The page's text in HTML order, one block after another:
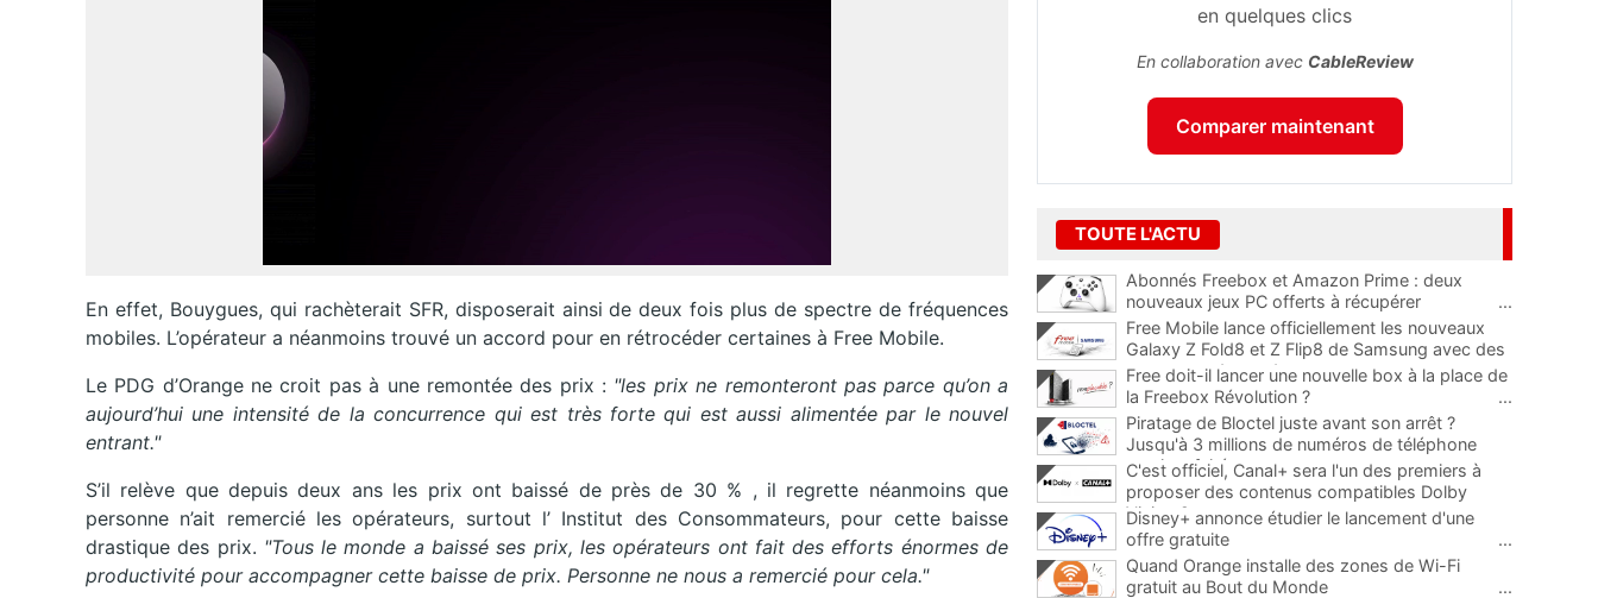
En effet, Bouygues, qui rachèterait SFR, disposerait ainsi de deux fois plus de spectre de fréquences
mobiles. L’opérateur a néanmoins trouvé un accord pour en rétrocéder certaines à Free Mobile.
Le PDG d’Orange ne croit pas à une remontée des prix : "les prix ne remonteront pas parce qu’on a
aujourd’hui une intensité de la concurrence qui est très forte qui est aussi alimentée par le nouvel
entrant."
S’il relève que depuis deux ans les prix ont baissé de près de 30 % , il regrette néanmoins que
personne n’ait remercié les opérateurs, surtout l’ Institut des Consommateurs, pour cette baisse
drastique des prix. "Tous le monde a baissé ses prix, les opérateurs ont fait des efforts énormes de
productivité pour accompagner cette baisse de prix. Personne ne nous a remercié pour cela."
en quelques clics
En collaboration avec CableReview
Comparer maintenant
TOUTE L'ACTU
Abonnés Freebox et Amazon Prime : deux
nouveaux jeux PC offerts à récupérer
...
Free Mobile lance officiellement les nouveaux
Galaxy Z Fold8 et Z Flip8 de Samsung avec des
promos et des cadeaux
...
Free doit-il lancer une nouvelle box à la place de
la Freebox Révolution ?
...
Piratage de Bloctel juste avant son arrêt ?
Jusqu'à 3 millions de numéros de téléphone
auraient fuité
C'est officiel, Canal+ sera l'un des premiers à
proposer des contenus compatibles Dolby
Vision 2
Disney+ annonce étudier le lancement d'une
offre gratuite
...
Quand Orange installe des zones de Wi-Fi
gratuit au Bout du Monde
...